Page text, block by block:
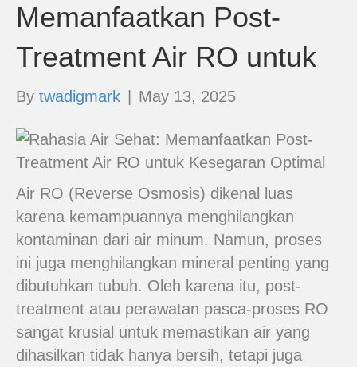
Memanfaatkan Post-
Treatment Air RO untuk
By twadigmark May 13, 2025
Air RO (Reverse Osmosis) dikenal luas
karena kemampuannya menghilangkan
kontaminan dari air minum. Namun, proses
ini juga menghilangkan mineral penting yang
dibutuhkan tubuh. Oleh karena itu, post-
treatment atau perawatan pasca-proses RO
sangat krusial untuk memastikan air yang
dihasilkan tidak hanya bersih, tetapi juga